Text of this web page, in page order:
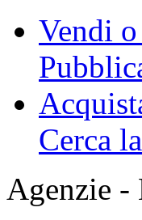
Vendi
Cerca
Agenzie -